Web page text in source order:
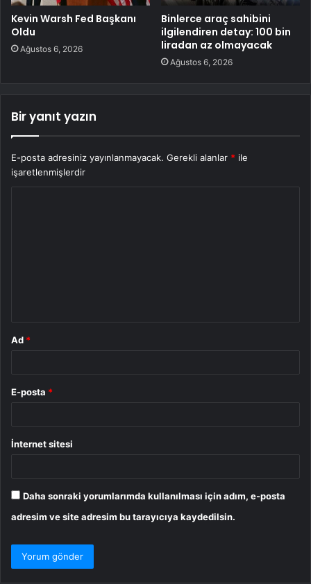
Kevin Warsh Fed Başkanı
Oldu
Ağustos 6, 2026
Binlerce araç sahibini
ilgilendiren detay: 100 bin
liradan az olmayacak
Ağustos 6, 2026
Bir yanıt yazın
E-posta adresiniz yayınlanmayacak. Gerekli alanlar * ile
işaretlenmişlerdir
Ad *
E-posta *
İnternet sitesi
Daha sonraki yorumlarımda kullanılması için adım, e-posta
adresim ve site adresim bu tarayıcıya kaydedilsin.